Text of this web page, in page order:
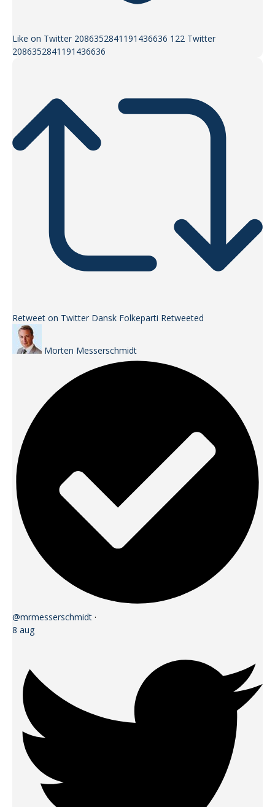
Like on Twitter 2086352841191436636 122 Twitter
2086352841191436636
Retweet on Twitter Dansk Folkeparti Retweeted
Morten Messerschmidt
@mrmesserschmidt ·
8 aug